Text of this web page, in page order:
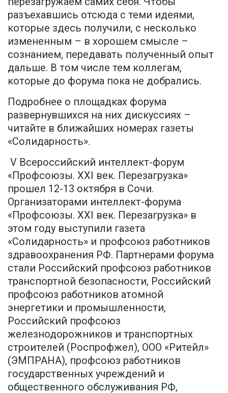
разъехавшись отсюда с теми идеями,
которые здесь получили, с несколько
измененным – в хорошем смысле –
сознанием, передавать полученный опыт
дальше. В том числе тем коллегам,
которые до форума пока не добрались.
Подробнее о площадках форума
развернувшихся на них дискуссиях –
читайте в ближайших номерах газеты
«Солидарность».
V Всероссийский интеллект-форум
«Профсоюзы. XXI век. Перезагрузка»
прошел 12-13 октября в Сочи.
Организаторами интеллект-форума
«Профсоюзы. XXI век. Перезагрузка» в
этом году выступили газета
«Солидарность» и профсоюз работников
здравоохранения РФ. Партнерами форума
стали Российский профсоюз работников
транспортной безопасности, Российский
профсоюз работников атомной
энергетики и промышленности,
Российский профсоюз
железнодорожников и транспортных
строителей (Роспрофжел), ООО «Ритейл»
(ЭМПРАНА), профсоюз работников
государственных учреждений и
общественного обслуживания РФ,